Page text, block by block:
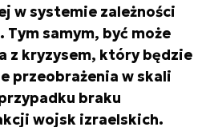
w systemie zależności
samym, być może
z kryzysem, który będzie
przeobrażenia w skali
braku
wojsk izraelskich.